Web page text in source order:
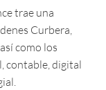
trae una
Curbera,
como los
contable, digital